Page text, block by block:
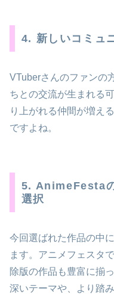
4. 新しいコミュ
VTuberさんのファンの
ちとの交流が生まれる
り上がれる仲間が増え
ですよね。
5. AnimeFesta
選択
今回選ばれた作品の中
ます。アニメフェスタ
除版の作品も豊富に揃
深いテーマや、より踏